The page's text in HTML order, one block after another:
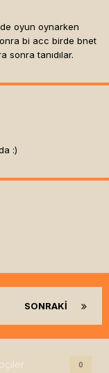
oyun oynarken
bi acc birde bnet
sonra tanıdılar.
:)
SONRAKI
0